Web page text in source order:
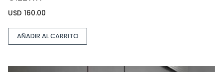
USD 160.00
AÑADIR AL CARRITO